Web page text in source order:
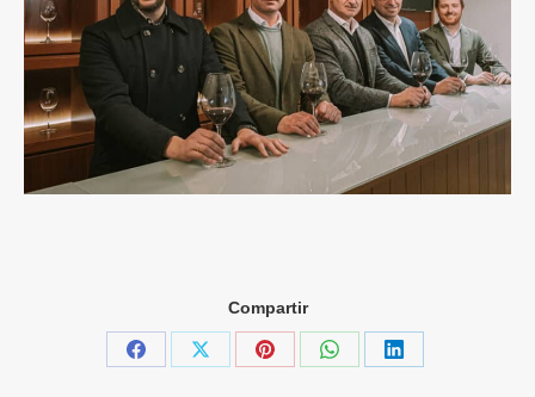
Compartir
Share
Share
Share
Share
Share